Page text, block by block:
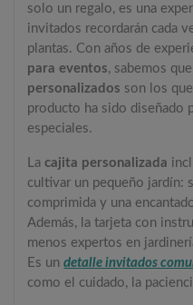
solo un regalo, es una
invitados recordarán cada
plantas. Con años de
para eventos, sabemos
personalizados son los
producto ha sido diseñado
especiales.
Lacajita personalizada
cultivar un pequeño jardín:
comprimida y una
Además, la tarjeta con
menos expertos en
Es undetalle invitados
como el cuidado, la